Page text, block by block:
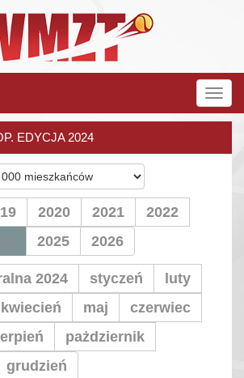
EDYCJA 2024
2020 2021
2022
2025 2026
2024 styczeń
luty
kwiecień maj
czerwiec
pażdziernik
grudzień